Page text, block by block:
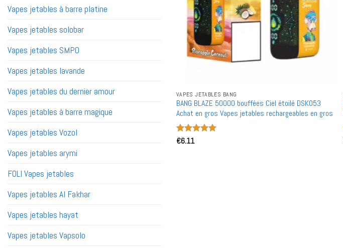
Vapes jetables à barre platine
Vapes jetables solobar
Vapes jetables SMPO
Vapes jetables lavande
Vapes jetables du dernier amour
Vapes jetables à barre magique
Vapes jetables Vozol
Vapes jetables arymi
FOLI Vapes jetables
Vapes jetables Al Fakhar
Vapes jetables hayat
Vapes jetables Vapsolo
VAPES JETABLES BANG
BANG BLAZE 50000 bouffées Ciel étoilé DSK053
Achat en gros Vapes jetables rechargeables en gros
Note
€6.11